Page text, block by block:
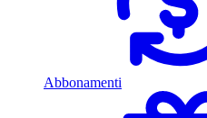
Abbonamenti